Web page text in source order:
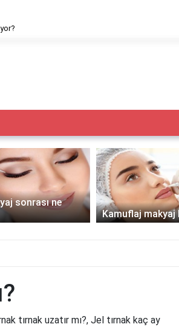
sonrası ne
Kamuflaj makyaj
tırnak uzatır mı?, Jel tırnak kaç ay